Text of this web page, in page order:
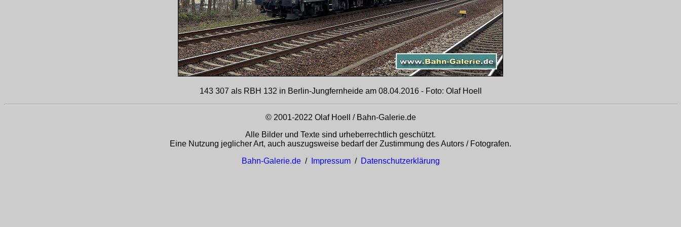
143 307 als RBH 132 in Berlin-Jungfernheide am 08.04.2016 - Foto: Olaf Hoell
© 2001-2022 Olaf Hoell / Bahn-Galerie.de
Alle Bilder und Texte sind urheberrechtlich geschützt.
Eine Nutzung jeglicher Art, auch auszugsweise bedarf der Zustimmung des Autors / Fotografen.
Bahn-Galerie.de / Impressum/ Datenschutzerklärung